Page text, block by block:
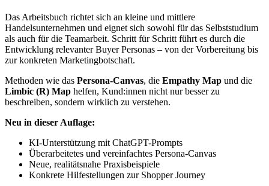
Das Arbeitsbuch richtet sich an kleine und mittlere
Handelsunternehmen und eignet sich sowohl für das Selbststudium
als auch für die Teamarbeit. Schritt für Schritt führt es durch die
Entwicklung relevanter Buyer Personas – von der Vorbereitung bis
zur konkreten Marketingbotschaft.
Methoden wie das Persona-Canvas, die Empathy Map und die
Limbic (R) Map helfen, Kund:innen nicht nur besser zu
beschreiben, sondern wirklich zu verstehen.
Neu in dieser Auflage:
KI-Unterstützung mit ChatGPT-Prompts
Überarbeitetes und vereinfachtes Persona-Canvas
Neue, realitätsnahe Praxisbeispiele
Konkrete Hilfestellungen zur Shopper Journey